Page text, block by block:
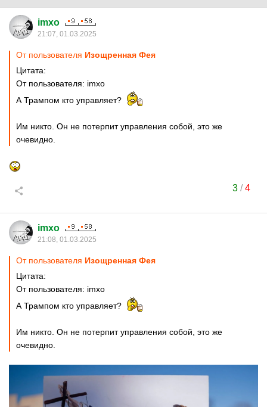
imxo
21:07, 01.03.2025
От пользователя Изощренная Фея
Цитата:
От пользователя: imxo
А Трампом кто управляет?
Им никто. Он не потерпит управления собой, это же
очевидно.
3/4
imxo
21:08, 01.03.2025
От пользователя Изощренная Фея
Цитата:
От пользователя: imxo
А Трампом кто управляет?
Им никто. Он не потерпит управления собой, это же
очевидно.